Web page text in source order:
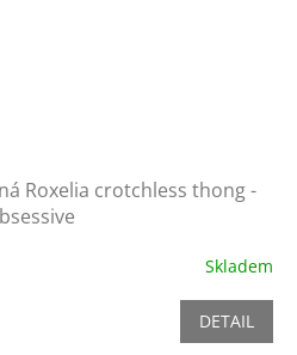
Roxelia crotchless thong -
Skladem
DETAIL